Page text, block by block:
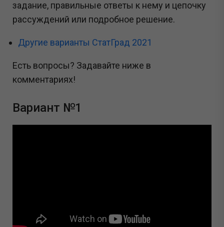
задание, правильные ответы к нему и цепочку
рассуждений или подробное решение.
Другие варианты СтатГрад 2021
Есть вопросы? Задавайте ниже в
комментариях!
Вариант №1